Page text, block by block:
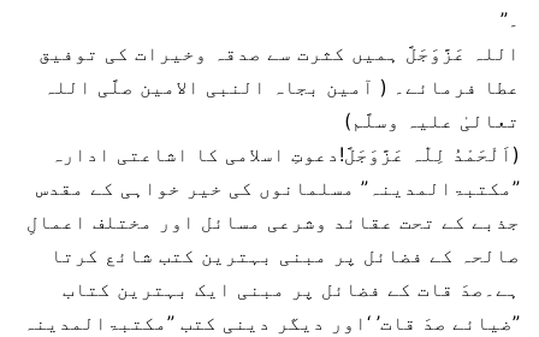
۔”
اللہ عَزَّوَجَلَّ ہمیں کثرت سے صدقہ وخیرات کی توفیق
عطا فرمائے۔ ( آمین بجاہ النبی الامین صلَّی اللہ
تعالیٰ علیہ وسلَّم)
(اَلْحَمْدُ لِلّٰہ عَزَّوَجَلَّ!دعوتِ اسلامی کا اشاعتی ادارہ
”مکتبۃالمدینہ” مسلمانوں کی خیر خواہی کے مقدس
جذبے کے تحت عقائد وشرعی مسائل اور مختلف اعمالِ
صالحہ کے فضائل پر مبنی بہترین کتب شائع کرتا
ہے۔صدَ قات کے فضائل پر مبنی ایک بہترین کتاب
”ضیائے صدَ قات’ ‘اور دیگر دینی کتب ”مکتبۃالمدینہ